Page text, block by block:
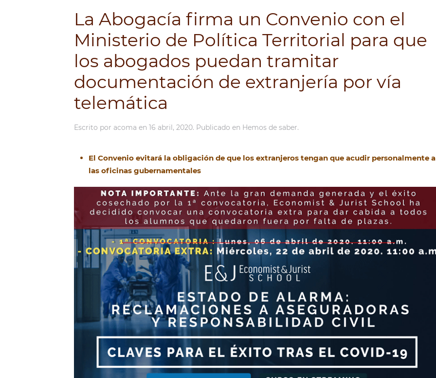
La Abogacía firma un Convenio con el
Ministerio de Política Territorial para que
los abogados puedan tramitar
documentación de extranjería por vía
telemática
Escrito por acoma en 16 abril, 2020. Publicado en Hemos de saber.
El Convenio evitará la obligación de que los extranjeros tengan que acudir personalmente a
las oficinas gubernamentales